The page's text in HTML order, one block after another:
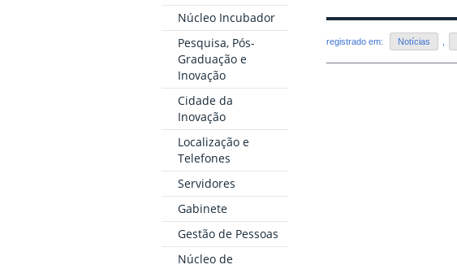
Núcleo Incubador
Pesquisa, Pós-
Graduação e
Inovação
Cidade da
Inovação
Localização e
Telefones
Servidores
Gabinete
Gestão de Pessoas
Núcleo de
registrado em: Notícias